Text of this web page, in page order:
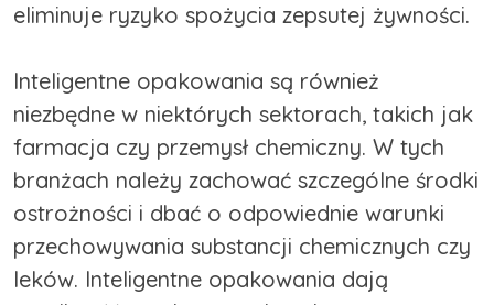
eliminuje ryzyko spożycia zepsutej żywności.
Inteligentne opakowania są również
niezbędne w niektórych sektorach, takich jak
farmacja czy przemysł chemiczny. W tych
branżach należy zachować szczególne środki
ostrożności i dbać o odpowiednie warunki
przechowywania substancji chemicznych czy
leków. Inteligentne opakowania dają